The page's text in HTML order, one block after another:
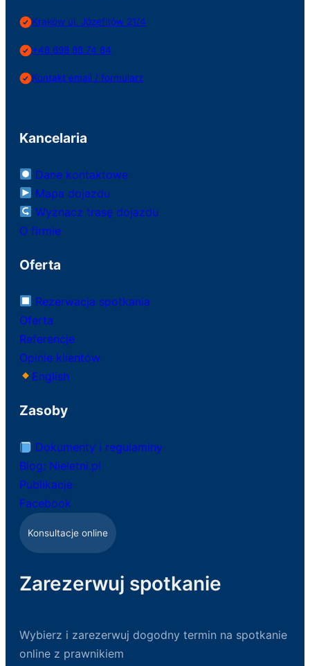
Kraków ul. Józefitów 21/4
+48 698 88 74 84
Kontakt email / formularz
Kancelaria
Dane kontaktowe
Mapa dojazdu
Wyznacz trasę dojazdu
O firmie
Oferta
Rezerwacja spotkania
Oferta
Referencje
Opinie klientów
English
Zasoby
Dokumenty i regulaminy
Blog: Nieletni.pl
Publikacje
Facebook
Konsultacje online
Zarezerwuj spotkanie
Wybierz i zarezerwuj dogodny termin na spotkanie
online z prawnikiem